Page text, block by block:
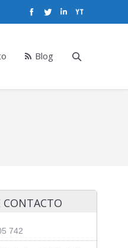
Blog
CONTACTO
742